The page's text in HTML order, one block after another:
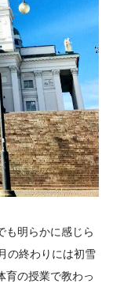
も明らかに感じら
の終わりには初雪
育の授業で教わっ